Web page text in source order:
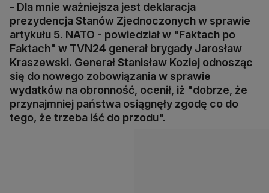
- Dla mnie ważniejsza jest deklaracja
prezydencja Stanów Zjednoczonych w sprawie
artykułu 5. NATO - powiedział w "Faktach po
Faktach" w TVN24 generał brygady Jarosław
Kraszewski. Generał Stanisław Koziej odnosząc
się do nowego zobowiązania w sprawie
wydatków na obronność, ocenił, iż "dobrze, że
przynajmniej państwa osiągnęły zgodę co do
tego, że trzeba iść do przodu".